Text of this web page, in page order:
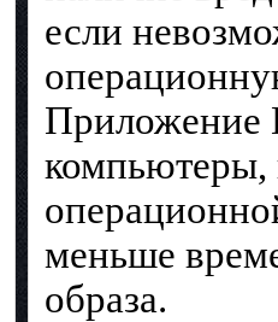
если
Приложение
компьютеры,
меньше
образа.